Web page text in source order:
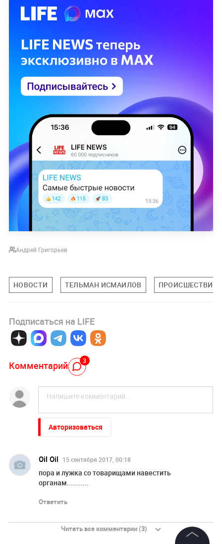
Андрей Григорьев
НОВОСТИ ТЕЛЬМАН ИСМАИЛОВ ПРОИСШЕСТВИЯ
Подписаться на LIFE
Комментарий 3
Авторизоваться
Oil Oil 15 сентября 2017, 00:18
пора и лужка со товарищами навестить
органам...........
Ответить
Читать все комментарии (3)